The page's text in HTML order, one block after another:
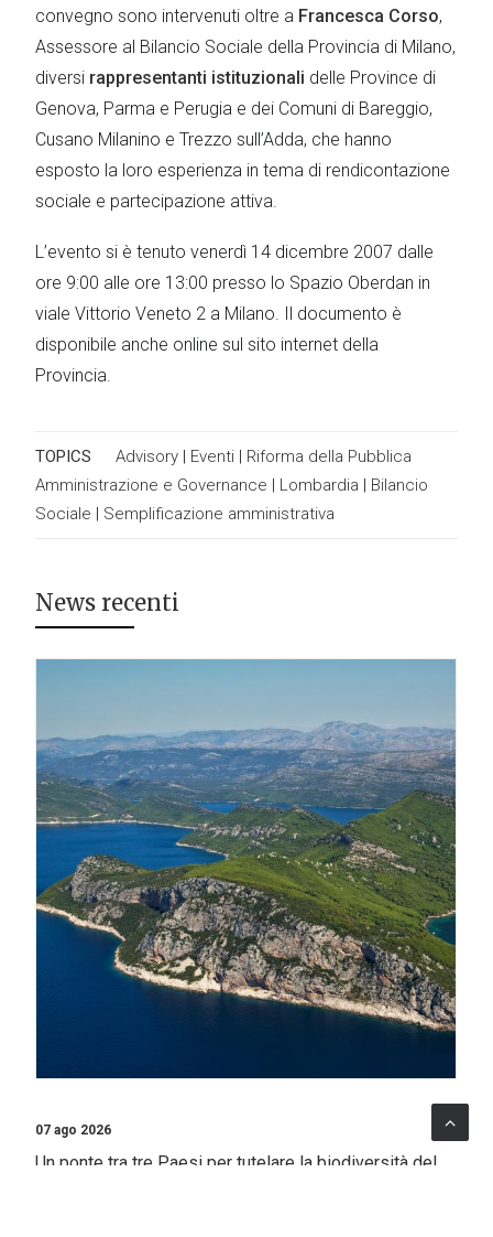
convegno sono intervenuti oltre a Francesca Corso,
Assessore al Bilancio Sociale della Provincia di Milano,
diversi rappresentanti istituzionali delle Province di
Genova, Parma e Perugia e dei Comuni di Bareggio,
Cusano Milanino e Trezzo sull’Adda, che hanno
esposto la loro esperienza in tema di rendicontazione
sociale e partecipazione attiva.
L’evento si è tenuto venerdì 14 dicembre 2007 dalle
ore 9:00 alle ore 13:00 presso lo Spazio Oberdan in
viale Vittorio Veneto 2 a Milano. Il documento è
disponibile anche online sul sito internet della
Provincia.
TOPICS Advisory | Eventi | Riforma della Pubblica
Amministrazione e Governance | Lombardia | Bilancio
Sociale | Semplificazione amministrativa
News recenti
07 ago 2026
Un ponte tra tre Paesi per tutelare la biodiversità del